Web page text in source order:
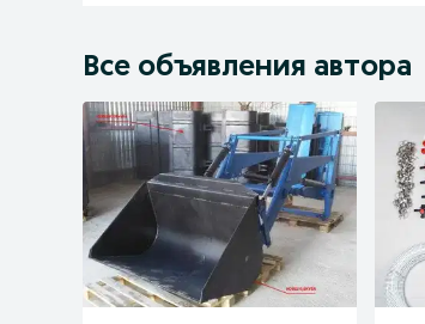
Все объявления автора